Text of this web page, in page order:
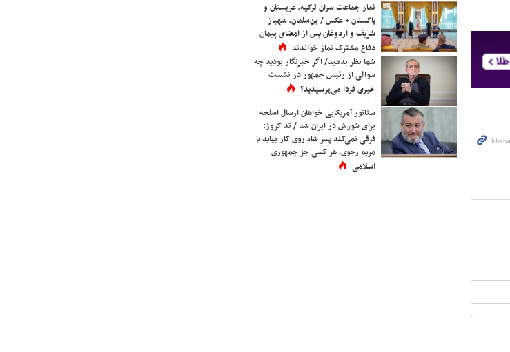
نماز جماعت سران ترکیه، عربستان و
پاکستان + عکس / بن‌سلمان، شهباز
شریف و اردوغان پس از امضای پیمان
دفاع مشترک نماز خواندند
شما نظر بدهید/ اگر خبرنگار بودید چه
سوالی از رئیس جمهور در نشست
خبری فردا می‌پرسیدید؟
سناتور آمریکایی خواهان ارسال اسلحه
برای شورش در ایران شد / تد کروز:
فرقی نمی‌کند پسر شاه روی کار بیاید یا
مریم رجوی، هر کسی جز جمهوری
اسلامی